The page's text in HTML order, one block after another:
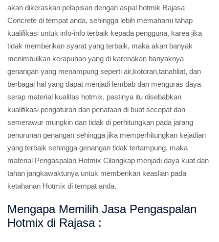
akan dikeraskan pelapisan dengan aspal hotmik Rajasa
Concrete di tempat anda, sehingga lebih memahami tahap
kualifikasi untuk info-info terbaik kepada pengguna, karea jika
tidak memberikan syarat yang terbaik, maka akan banyak
menimbulkan kerapuhan yang di karenakan banyaknya
genangan yang menampung seperti air,kotoran,tanahliat, dan
berbagai hal yang dapat menjadi lembab dan menguras daya
serap material kualitas hotmix, pastinya itu disebabkan
kualifikasi pengaturan dan penataan di buat secepat dan
semerawur mungkin dan tidak di perhitungkan pada jarang
penurunan genangan sehingga jika memperhitungkan kejadian
yang terbaik sehingga genangan tidak tertampung, maka
material Pengaspalan Hotmix Cilangkap menjadi daya kuat dan
tahan jangkawaktunya untuk memberikan keaslian pada
ketahanan Hotmix di tempat anda.
Mengapa Memilih Jasa Pengaspalan
Hotmix di Rajasa :